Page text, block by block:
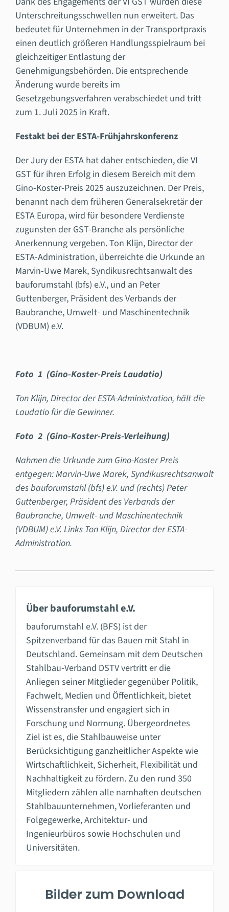
Unterschreitungsschwellen nun erweitert. Das
bedeutet für Unternehmen in der Transportpraxis
einen deutlich größeren Handlungsspielraum bei
gleichzeitiger Entlastung der
Genehmigungsbehörden. Die entsprechende
Änderung wurde bereits im
Gesetzgebungsverfahren verabschiedet und tritt
zum 1. Juli 2025 in Kraft.
Festakt bei der ESTA-Frühjahrskonferenz
Der Jury der ESTA hat daher entschieden, die VI
GST für ihren Erfolg in diesem Bereich mit dem
Gino-Koster-Preis 2025 auszuzeichnen. Der Preis,
benannt nach dem früheren Generalsekretär der
ESTA Europa, wird für besondere Verdienste
zugunsten der GST-Branche als persönliche
Anerkennung vergeben. Ton Klijn, Director der
ESTA-Administration, überreichte die Urkunde an
Marvin-Uwe Marek, Syndikusrechtsanwalt des
bauforumstahl (bfs) e.V., und an Peter
Guttenberger, Präsident des Verbands der
Baubranche, Umwelt- und Maschinentechnik
(VDBUM) e.V.
Foto 1 (Gino-Koster-Preis Laudatio)
Ton Klijn, Director der ESTA-Administration, hält die
Laudatio für die Gewinner.
Foto 2 (Gino-Koster-Preis-Verleihung)
Nahmen die Urkunde zum Gino-Koster Preis
entgegen: Marvin-Uwe Marek, Syndikusrechtsanwalt
des bauforumstahl (bfs) e.V. und (rechts) Peter
Guttenberger, Präsident des Verbands der
Baubranche, Umwelt- und Maschinentechnik
(VDBUM) e.V. Links Ton Klijn, Director der ESTA-
Administration.
Über bauforumstahl e.V.
bauforumstahl e.V. (BFS) ist der
Spitzenverband für das Bauen mit Stahl in
Deutschland. Gemeinsam mit dem Deutschen
Stahlbau-Verband DSTV vertritt er die
Anliegen seiner Mitglieder gegenüber Politik,
Fachwelt, Medien und Öffentlichkeit, bietet
Wissenstransfer und engagiert sich in
Forschung und Normung. Übergeordnetes
Ziel ist es, die Stahlbauweise unter
Berücksichtigung ganzheitlicher Aspekte wie
Wirtschaftlichkeit, Sicherheit, Flexibilität und
Nachhaltigkeit zu fördern. Zu den rund 350
Mitgliedern zählen alle namhaften deutschen
Stahlbauunternehmen, Vorlieferanten und
Folgegewerke, Architektur- und
Ingenieurbüros sowie Hochschulen und
Universitäten.
Bilder zum Download